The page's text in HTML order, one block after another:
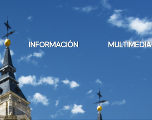
INFORMACIÓN MULTIMEDIA